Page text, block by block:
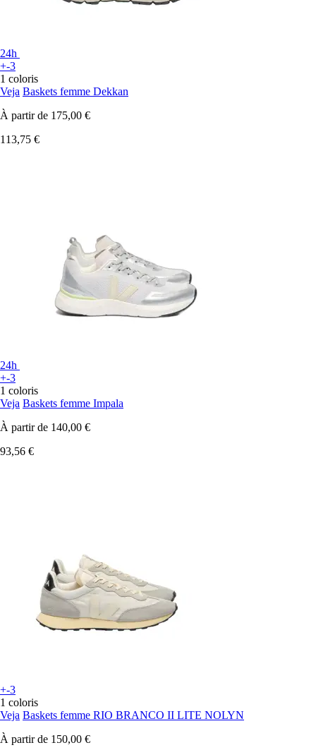
24h
+-3
1 coloris
Veja Baskets femme Dekkan
À partir de 175,00 €
113,75 €
24h
+-3
1 coloris
Veja Baskets femme Impala
À partir de 140,00 €
93,56 €
+-3
1 coloris
Veja Baskets femme RIO BRANCO II LITE NOLYN
À partir de 150,00 €